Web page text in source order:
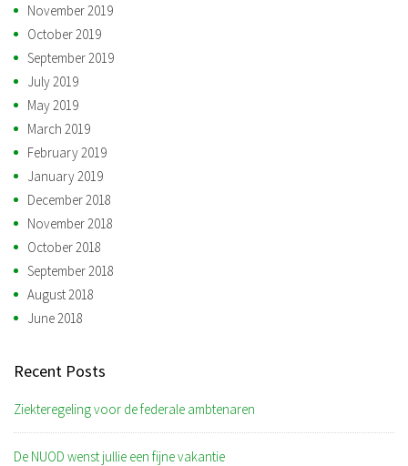
November 2019
October 2019
September 2019
July 2019
May 2019
March 2019
February 2019
January 2019
December 2018
November 2018
October 2018
September 2018
August 2018
June 2018
Recent Posts
Ziekteregeling voor de federale ambtenaren
De NUOD wenst jullie een fijne vakantie